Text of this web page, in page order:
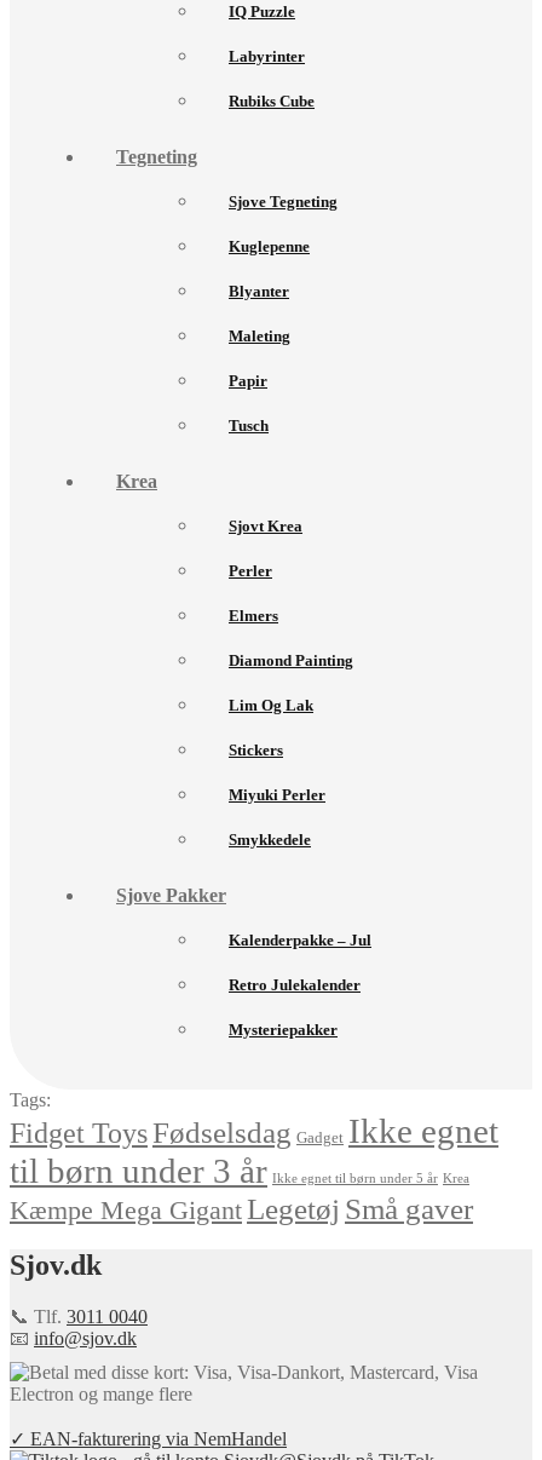
IQ Puzzle
Labyrinter
Rubiks Cube
Tegneting
Sjove Tegneting
Kuglepenne
Blyanter
Maleting
Papir
Tusch
Krea
Sjovt Krea
Perler
Elmers
Diamond Painting
Lim Og Lak
Stickers
Miyuki Perler
Smykkedele
Sjove Pakker
Kalenderpakke – Jul
Retro Julekalender
Mysteriepakker
Tags:
Fidget ToysFødselsdag Gadget Ikke egnet
til børn under 3 år Ikke egnet til børn under 5 år Krea
Kæmpe Mega GigantLegetøj Små gaver
Sjov.dk
📞 Tlf. 3011 0040
📧 info@sjov.dk
✓ EAN-fakturering via NemHandel